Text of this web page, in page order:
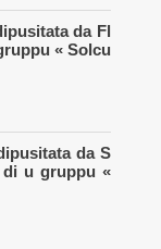
da Fl
« Solcu
da S
di u gruppu «